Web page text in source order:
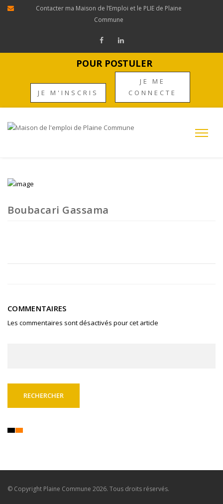
Contacter ma Maison de l’Emploi et le PLIE de Plaine
Commune
POUR POSTULER
JE M'INSCRIS
JE ME
CONNECTE
Boubacari Gassama
COMMENTAIRES
Les commentaires sont désactivés pour cet article
© Copyright Plaine Commune 2026. Tous droits réservés.